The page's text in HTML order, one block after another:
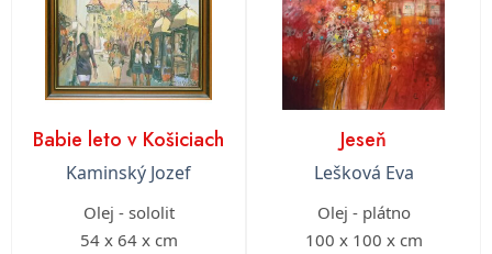
Babie leto v Košiciach
Kaminský Jozef
Olej - sololit
54 x 64 x cm
Jeseň
Lešková Eva
Olej - plátno
100 x 100 x cm